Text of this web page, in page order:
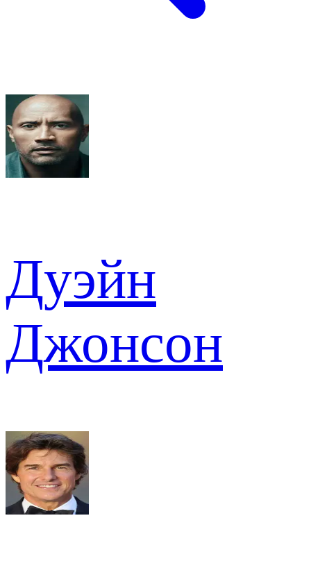
Дуэйн
Джонсон